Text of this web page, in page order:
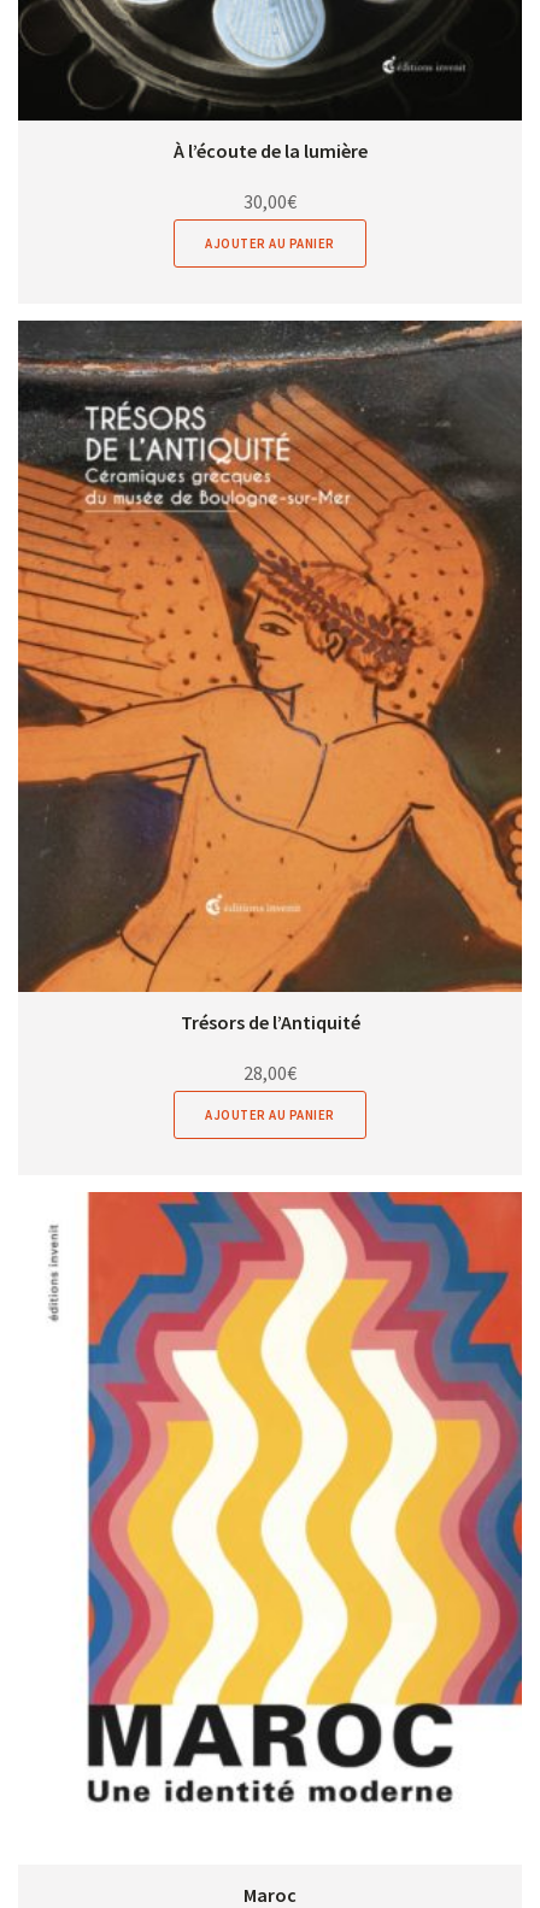
À l’écoute de la lumière
30,00€
AJOUTER AU PANIER
Trésors de l’Antiquité
28,00€
AJOUTER AU PANIER
Maroc